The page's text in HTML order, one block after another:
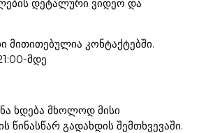
დეტალური ვიდეო და
მითითებულია კონტაქტებში.
მდე
ხდება მხოლოდ მისი
წინასწარ გადახდის შემთხვევაში.